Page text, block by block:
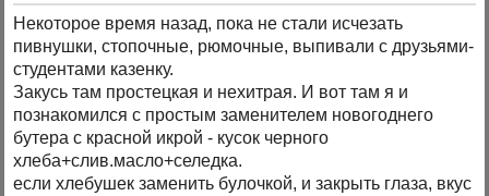
Некоторое время назад, пока не стали исчезать
пивнушки, стопочные, рюмочные, выпивали с друзьями-
студентами казенку.
Закусь там простецкая и нехитрая. И вот там я и
познакомился с простым заменителем новогоднего
бутера с красной икрой - кусок черного
хлеба+слив.масло+селедка.
если хлебушек заменить булочкой, и закрыть глаза, вкус